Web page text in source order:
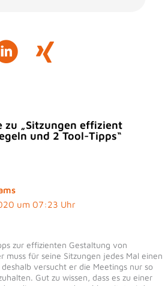
zu „Sitzungen effizient
und 2 Tool-Tipps“
um 07:23 Uhr
zur effizienten Gestaltung von
muss für seine Sitzungen jedes Mal einen
versucht er die Meetings nur so
Gut zu wissen, dass es zu einer